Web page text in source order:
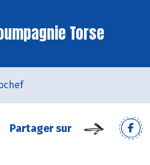
Torse
Partager sur